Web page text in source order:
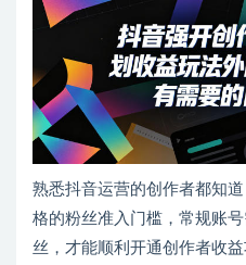
熟悉抖音运营的创作者都知
格的粉丝准入门槛，常规账
丝，才能顺利开通创作者收